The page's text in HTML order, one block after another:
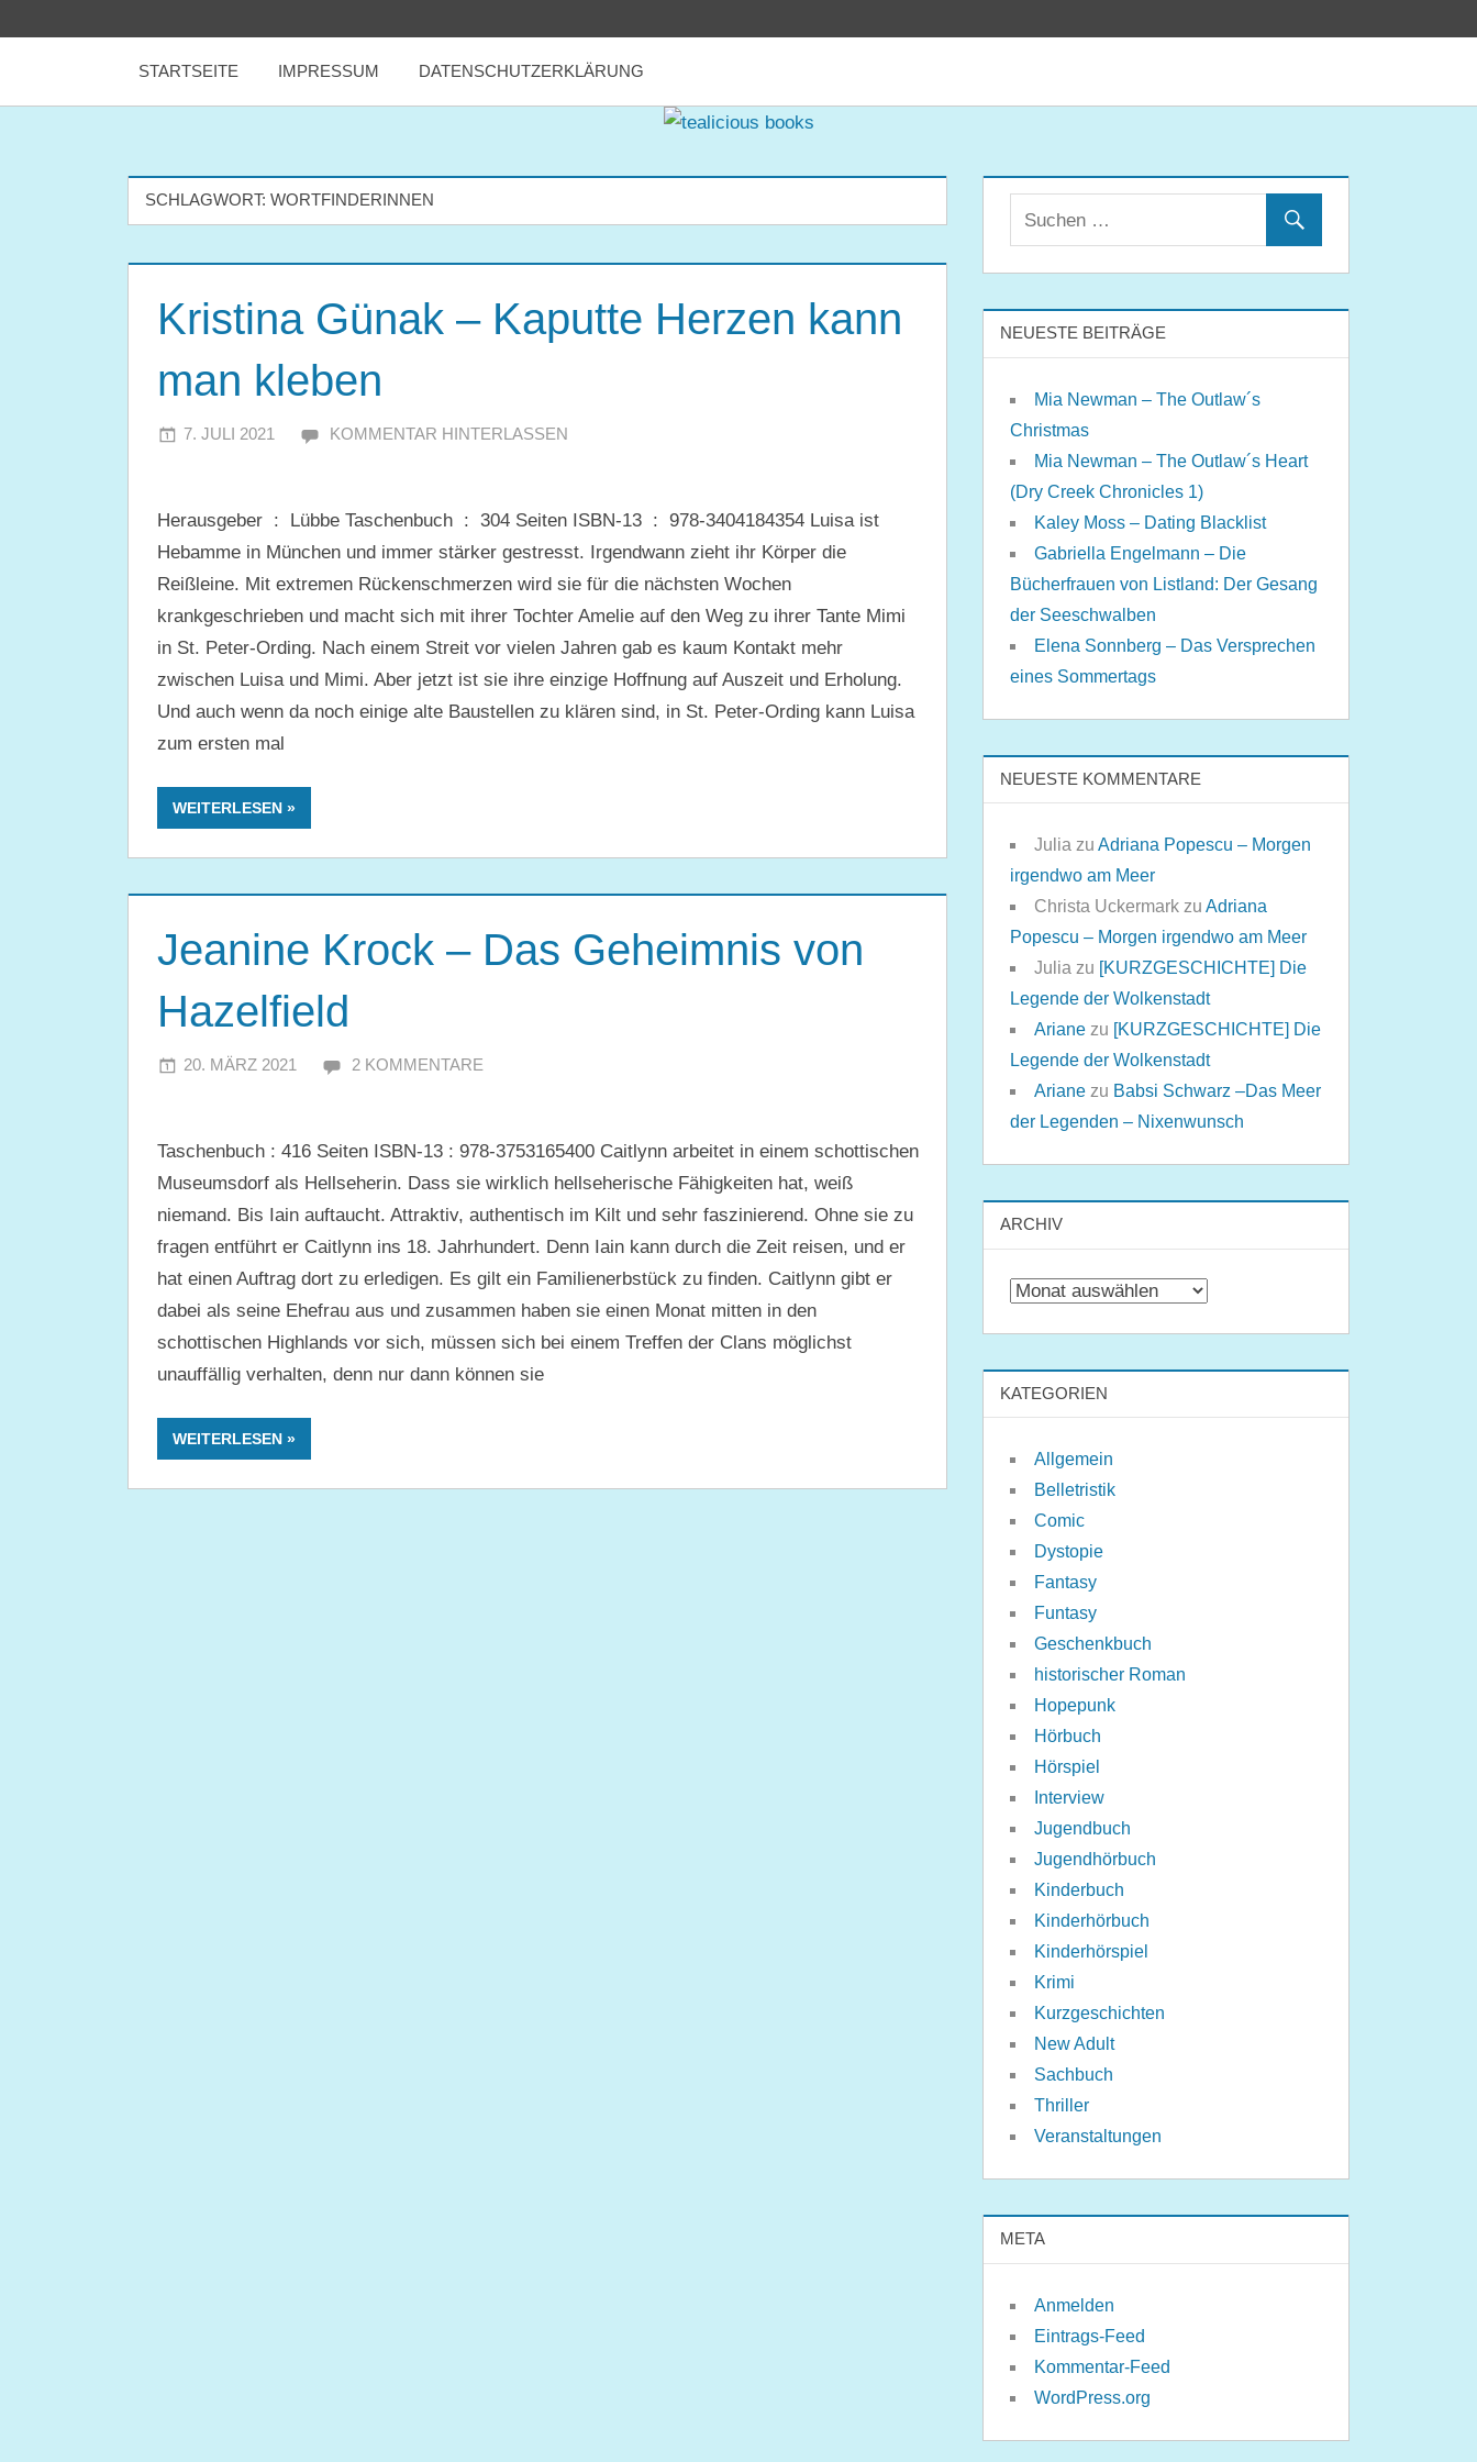
books
STARTSEITE IMPRESSUM DATENSCHUTZERKLÄRUNG
SCHLAGWORT: WORTFINDERINNEN
Kristina Günak – Kaputte Herzen kann
man kleben
7. JULI 2021 JULIA
KOMMENTAR HINTERLASSEN
Herausgeber ‏ : ‎ Lübbe Taschenbuch ‏ : ‎ 304 Seiten ISBN-13 ‏ : ‎ 978-3404184354 Luisa ist
Hebamme in München und immer stärker gestresst. Irgendwann zieht ihr Körper die
Reißleine. Mit extremen Rückenschmerzen wird sie für die nächsten Wochen
krankgeschrieben und macht sich mit ihrer Tochter Amelie auf den Weg zu ihrer Tante Mimi
in St. Peter-Ording. Nach einem Streit vor vielen Jahren gab es kaum Kontakt mehr
zwischen Luisa und Mimi. Aber jetzt ist sie ihre einzige Hoffnung auf Auszeit und Erholung.
Und auch wenn da noch einige alte Baustellen zu klären sind, in St. Peter-Ording kann Luisa
zum ersten mal
WEITERLESEN
Jeanine Krock – Das Geheimnis von
Hazelfield
20. MÄRZ 2021 JULIA
2 KOMMENTARE
Taschenbuch : 416 Seiten ISBN-13 : 978-3753165400 Caitlynn arbeitet in einem schottischen
Museumsdorf als Hellseherin. Dass sie wirklich hellseherische Fähigkeiten hat, weiß
niemand. Bis Iain auftaucht. Attraktiv, authentisch im Kilt und sehr faszinierend. Ohne sie zu
fragen entführt er Caitlynn ins 18. Jahrhundert. Denn Iain kann durch die Zeit reisen, und er
hat einen Auftrag dort zu erledigen. Es gilt ein Familienerbstück zu finden. Caitlynn gibt er
dabei als seine Ehefrau aus und zusammen haben sie einen Monat mitten in den
schottischen Highlands vor sich, müssen sich bei einem Treffen der Clans möglichst
unauffällig verhalten, denn nur dann können sie
WEITERLESEN
NEUESTE BEITRÄGE
Mia Newman – The Outlaw´s
Christmas
Mia Newman – The Outlaw´s Heart
(Dry Creek Chronicles 1)
Kaley Moss – Dating Blacklist
Gabriella Engelmann – Die
Bücherfrauen von Listland: Der Gesang
der Seeschwalben
Elena Sonnberg – Das Versprechen
eines Sommertags
NEUESTE KOMMENTARE
Julia zuAdriana Popescu – Morgen
irgendwo am Meer
Christa Uckermark zuAdriana
Popescu – Morgen irgendwo am Meer
Julia zu [KURZGESCHICHTE] Die
Legende der Wolkenstadt
Ariane zu [KURZGESCHICHTE] Die
Legende der Wolkenstadt
Ariane zu Babsi Schwarz –Das Meer
der Legenden – Nixenwunsch
ARCHIV
Archiv
KATEGORIEN
Allgemein
Belletristik
Comic
Dystopie
Fantasy
Funtasy
Geschenkbuch
historischer Roman
Hopepunk
Hörbuch
Hörspiel
Interview
Jugendbuch
Jugendhörbuch
Kinderbuch
Kinderhörbuch
Kinderhörspiel
Krimi
Kurzgeschichten
New Adult
Sachbuch
Thriller
Veranstaltungen
META
Anmelden
Eintrags-Feed
Kommentar-Feed
WordPress.org